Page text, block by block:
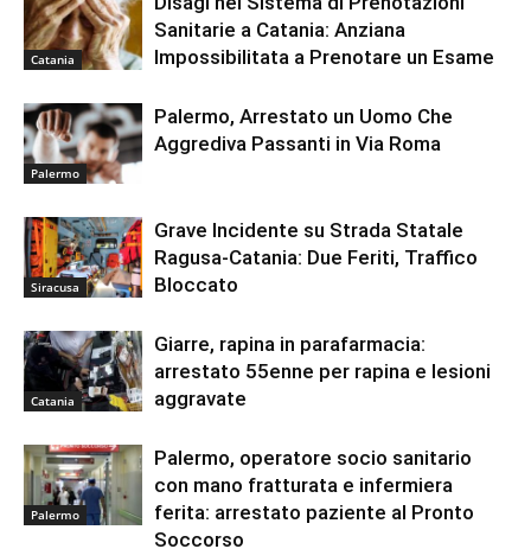
Catania
Sanitarie a Catania: Anziana
Impossibilitata a Prenotare un Esame
Palermo
Palermo, Arrestato un Uomo Che
Aggrediva Passanti in Via Roma
Siracusa
Grave Incidente su Strada Statale
Ragusa-Catania: Due Feriti, Traffico
Bloccato
Catania
Giarre, rapina in parafarmacia:
arrestato 55enne per rapina e lesioni
aggravate
Palermo
Palermo, operatore socio sanitario
con mano fratturata e infermiera
ferita: arrestato paziente al Pronto
Soccorso